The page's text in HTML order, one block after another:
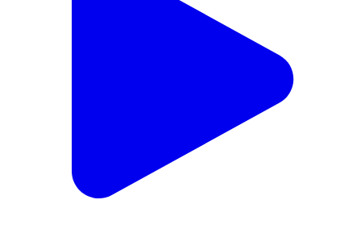
खतौली: मंसूरपुर के गाँव नरा जड़ोदा और मुलेड़ी में बिजली विभाग की